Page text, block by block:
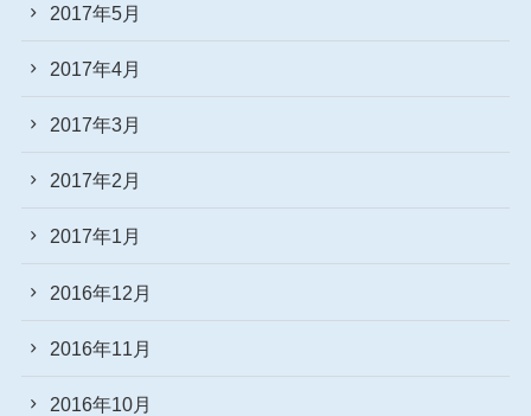
2017年5月
2017年4月
2017年3月
2017年2月
2017年1月
2016年12月
2016年11月
2016年10月